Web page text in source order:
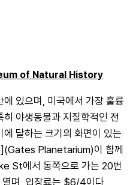
of Natural History
있으며, 미국에서 가장 훌륭
야생동물과 지질학적인 전
달하는 크기의 화면이 있는
Planetarium)이 함께
St에서 동쪽으로 가는 20번
열며, 입장료는 $6/4이다